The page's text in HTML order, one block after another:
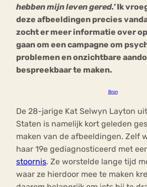
hebben mijn leven gered.’Ik
deze afbeeldingen precies
zocht er meer informatie over
gaan om een campagne om
problemen en onzichtbare
bespreekbaar te maken.
Bron
De 28-jarige Kat Selwyn Layton
Staten is namelijk kort geleden
maken van de afbeeldingen. Zelf
haar 19e gediagnosticeerd met
stoornis. Ze worstelde lange tijd
waar ze hierdoor mee te maken